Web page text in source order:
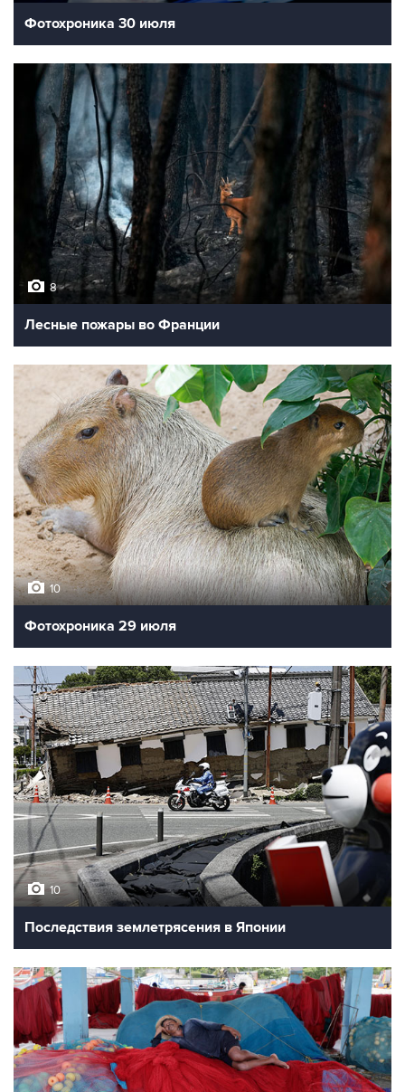
Фотохроника 30 июля
8
Лесные пожары во Франции
10
Фотохроника 29 июля
10
Последствия землетрясения в Японии